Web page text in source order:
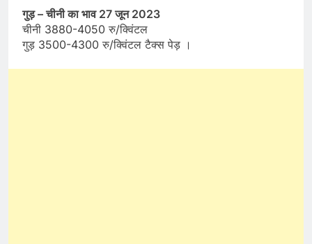
गुड़ – चीनी का भाव 27 जून 2023
चीनी 3880-4050 रु/क्विंटल
गुड़ 3500-4300 रु/क्विंटल टैक्स पेड़ ।